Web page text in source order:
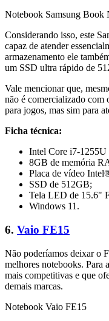
Notebook Samsung
Considerando isso, este
capaz de atender
armazenamento ele
um SSD ultra rápido de
Vale mencionar que,
não é comercializado
para jogos, mas sim para
Ficha técnica:
Intel Core i7-1255U
8GB de memória
Placa de vídeo
SSD de 512GB;
Tela LED de 15.6"
Windows 11.
6. Vaio FE15
Não poderíamos deixar o
melhores notebooks. Para
mais competitivas e que
demais marcas.
Notebook Vaio FE15